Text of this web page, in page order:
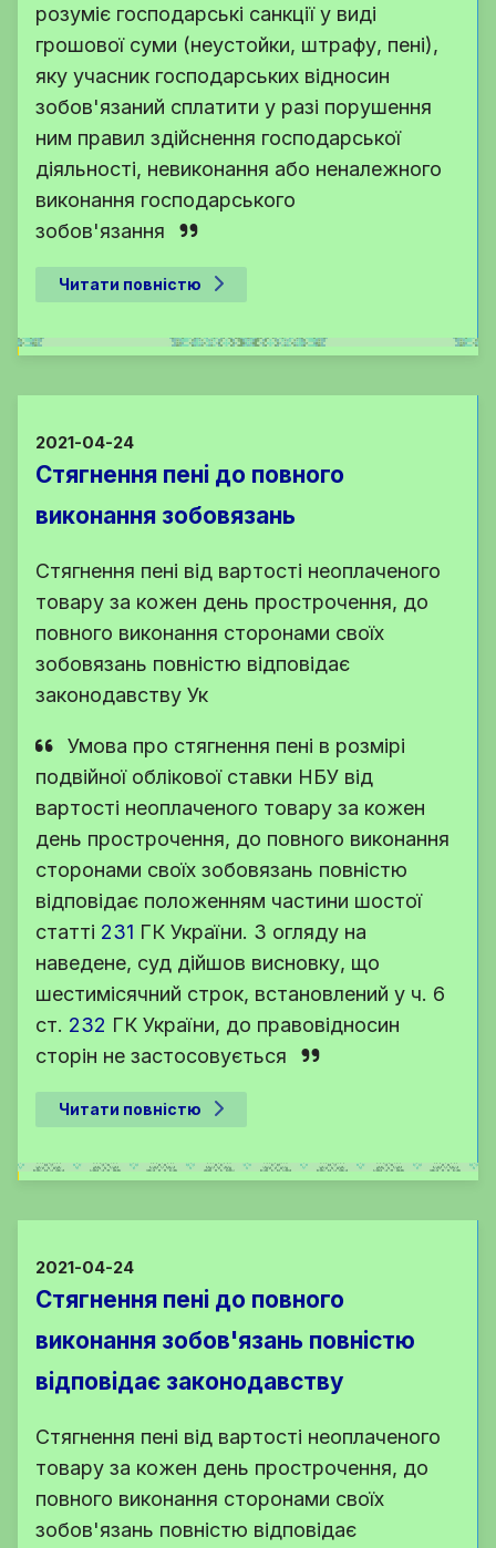
розуміє господарські санкції у виді
грошової суми (неустойки, штрафу, пені),
яку учасник господарських відносин
зобов'язаний сплатити у разі порушення
ним правил здійснення господарської
діяльності, невиконання або неналежного
виконання господарського
зобов'язання
Читати повністю
2021-04-24
Стягнення пені до повного
виконання зобовязань
Стягнення пені від вартості неоплаченого
товару за кожен день прострочення, до
повного виконання сторонами своїх
зобовязань повністю відповідає
законодавству Ук
Умова про стягнення пені в розмірі
подвійної облікової ставки НБУ від
вартості неоплаченого товару за кожен
день прострочення, до повного виконання
сторонами своїх зобовязань повністю
відповідає положенням частини шостої
статті 231 ГК України. З огляду на
наведене, суд дійшов висновку, що
шестимісячний строк, встановлений у ч. 6
ст. 232 ГК України, до правовідносин
сторін не застосовується
Читати повністю
2021-04-24
Стягнення пені до повного
виконання зобов'язань повністю
відповідає законодавству
Стягнення пені від вартості неоплаченого
товару за кожен день прострочення, до
повного виконання сторонами своїх
зобов'язань повністю відповідає